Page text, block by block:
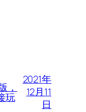
，
玩
2021年
12月11
日